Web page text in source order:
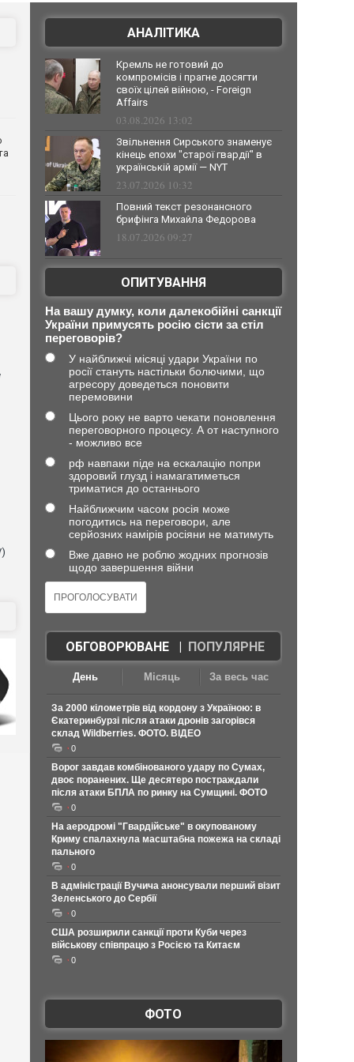
АНАЛІТИКА
Кремль не готовий до
компромісів і прагне досягти
своїх цілей війною, - Foreign
Affairs
03.08.2026 13:02
Звільнення Сирського знаменує
кінець епохи "старої гвардії" в
українській армії — NYT
23.07.2026 10:32
Повний текст резонансного
брифінга Михайла Федорова
18.07.2026 09:27
ОПИТУВАННЯ
На вашу думку, коли далекобійні санкції
України примусять росію сісти за стіл
переговорів?
У найближчі місяці удари України по
росії стануть настільки болючими, що
агресору доведеться поновити
перемовини
Цього року не варто чекати поновлення
переговорного процесу. А от наступного
- можливо все
рф навпаки піде на ескалацію попри
здоровий глузд і намагатиметься
триматися до останнього
Найближчим часом росія може
погодитись на переговори, але
серйозних намірів росіяни не матимуть
Вже давно не роблю жодних прогнозів
щодо завершення війни
ОБГОВОРЮВАНЕ| ПОПУЛЯРНЕ
День Місяць За весь час
За 2000 кілометрів від кордону з Україною: в
Єкатеринбурзі після атаки дронів загорівся
склад Wildberries. ФОТО. ВІДЕО
0
Ворог завдав комбінованого удару по Сумах,
двоє поранених. Ще десятеро постраждали
після атаки БПЛА по ринку на Сумщині. ФОТО
0
На аеродромі "Гвардійське" в окупованому
Криму спалахнула масштабна пожежа на складі
пального
0
В адміністрації Вучича анонсували перший візит
Зеленського до Сербії
0
США розширили санкції проти Куби через
військову співпрацю з Росією та Китаєм
0
ФОТО